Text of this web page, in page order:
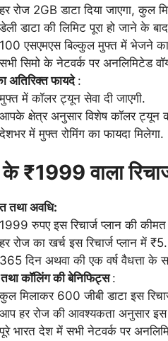
रोज 2GB डाटा दिया जाएगा, कुल
डाटा की लिमिट पूरा हो जाने के
100 एसएमएस बिल्कुल मुफ्त में भेजने का
सिमो के नेटवर्क पर अनलिमिटेड
अतिरिक्त फायदे :
में कॉलर ट्यून सेवा दी जाएगी.
आपके क्षेत्र अनुसार विशेष कॉलर ट्यून
में मुफ्त रोमिंग का फायदा मिलेगा.
₹1999 वाला
तथा अवधि:
1999 रुपए इस रिचार्ज प्लान की कीमत
रोज का खर्च इस रिचार्ज प्लान में
365 दिन अथवा की एक वर्ष वैधत्ता के
कॉलिंग की बेनिफिट्स:
मिलाकर 600 जीबी डाटा इस
आप हर रोज की आवश्यकता अनुसार
भारत देश में सभी नेटवर्क पर